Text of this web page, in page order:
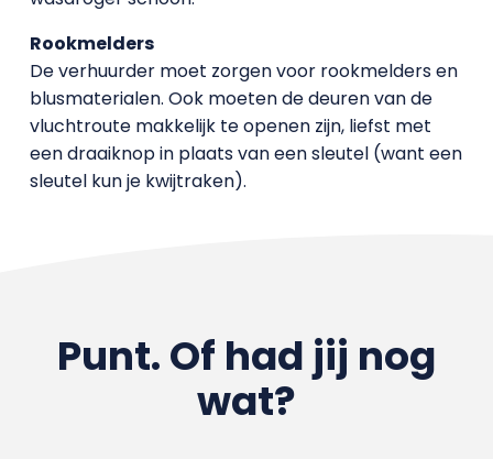
Rookmelders
De verhuurder moet zorgen voor rookmelders en
blusmaterialen. Ook moeten de deuren van de
vluchtroute makkelijk te openen zijn, liefst met
een draaiknop in plaats van een sleutel (want een
sleutel kun je kwijtraken).
Punt. Of had jij nog
wat?